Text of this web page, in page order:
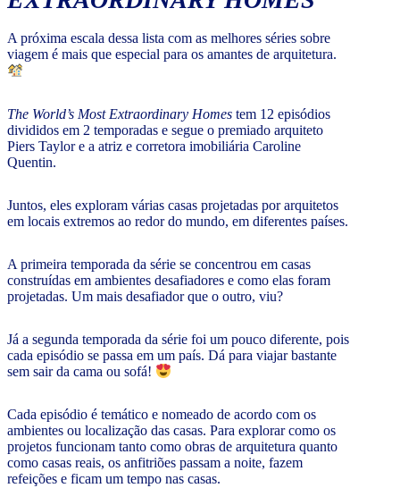
A próxima escala dessa lista com as melhores séries sobre
viagem é mais que especial para os amantes de arquitetura.
The World’s Most Extraordinary Homes tem 12 episódios
divididos em 2 temporadas e segue o premiado arquiteto
Piers Taylor e a atriz e corretora imobiliária Caroline
Quentin.
Juntos, eles exploram várias casas projetadas por arquitetos
em locais extremos ao redor do mundo, em diferentes países.
A primeira temporada da série se concentrou em casas
construídas em ambientes desafiadores e como elas foram
projetadas. Um mais desafiador que o outro, viu?
Já a segunda temporada da série foi um pouco diferente, pois
cada episódio se passa em um país. Dá para viajar bastante
sem sair da cama ou sofá!
Cada episódio é temático e nomeado de acordo com os
ambientes ou localização das casas. Para explorar como os
projetos funcionam tanto como obras de arquitetura quanto
como casas reais, os anfitriões passam a noite, fazem
refeições e ficam um tempo nas casas.